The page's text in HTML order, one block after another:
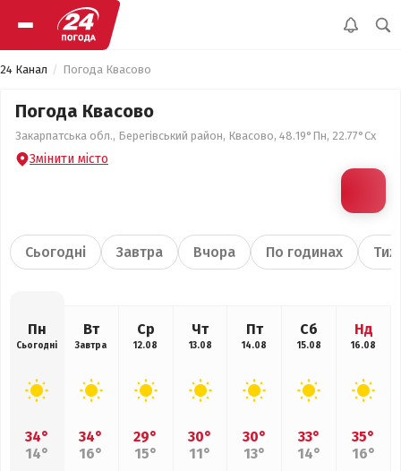
24 Канал Погода Квасово
Погода Квасово
Закарпатська обл., Берегівський район, Квасово, 48.19°Пн, 22.77°Сх
Змінити місто
Сьогодні Завтра Вчора По годинах
Пн
Сьогодні
34°
14°
Вт
Завтра
34°
16°
Ср
12.08
29°
15°
Чт
13.08
30°
11°
Пт
14.08
30°
13°
Сб
15.08
33°
14°
Нд
16.08
35°
16°